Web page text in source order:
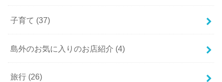
子育て (37)
島外のお気に入りのお店紹介 (4)
旅行 (26)